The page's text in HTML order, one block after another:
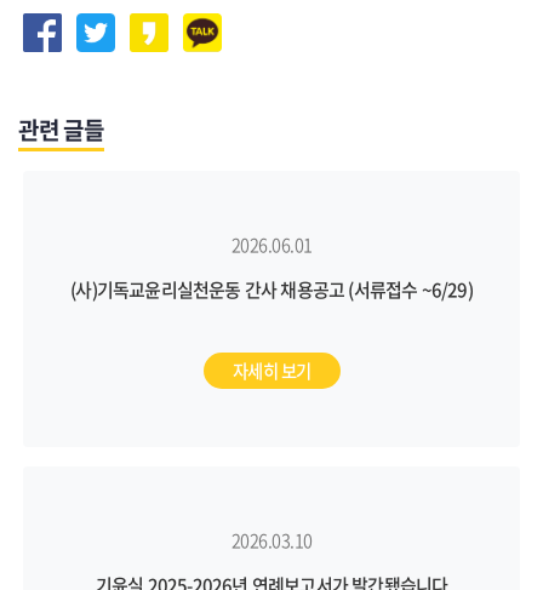
관련 글들
2026.06.01
(사)기독교윤리실천운동 간사 채용공고 (서류접수 ~6/29)
자세히 보기
2026.03.10